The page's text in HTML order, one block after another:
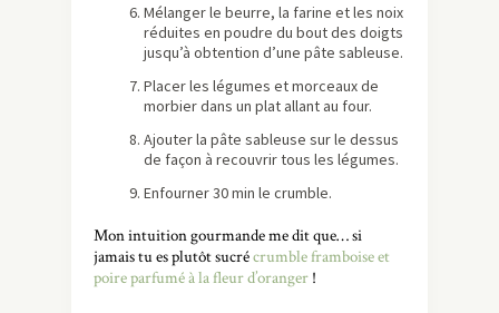
Mélanger le beurre, la farine et les noix
réduites en poudre du bout des doigts
jusqu’à obtention d’une pâte sableuse.
Placer les légumes et morceaux de
morbier dans un plat allant au four.
Ajouter la pâte sableuse sur le dessus
de façon à recouvrir tous les légumes.
Enfourner 30 min le crumble.
Mon intuition gourmande me dit que… si
jamais tu es plutôt sucrécrumble framboise et
poire parfumé à la fleur d’oranger !